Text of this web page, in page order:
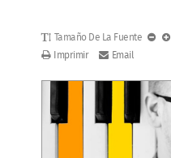
Tamaño De La Fuente
Imprimir
Email